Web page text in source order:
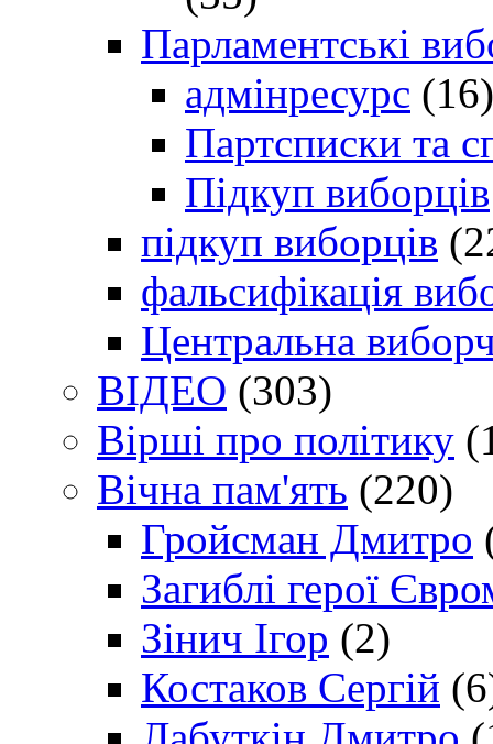
Парламентські
адмінресурс (16)
Партсписки та
Підкуп виборців
підкуп виборців
фальсифікація
Центральна
ВІДЕО (303)
Вірші про політику
Вічна пам'ять (220)
Гройсман Дмитро
Загиблі герої
Зінич Ігор (2)
Костаков Сергій